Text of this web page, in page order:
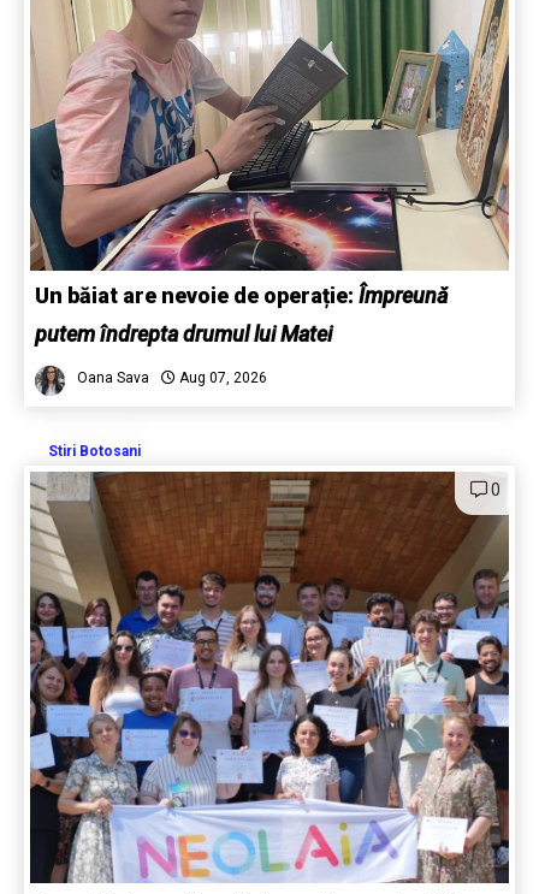
Un băiat are nevoie de operație: Împreună
putem îndrepta drumul lui Matei
Oana Sava Aug 07, 2026
Stiri Botosani
0